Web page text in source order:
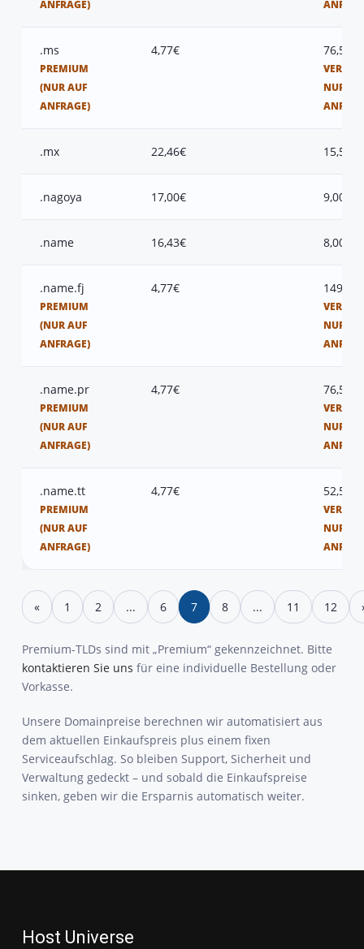
ANFRAGE)
.ms
PREMIUM
(NUR AUF
ANFRAGE)
4,77€ 76,50€
NUR
.mx 22,46€ 15,50€
.nagoya 17,00€ 9,00€
.name 16,43€ 8,00€
.name.fj
PREMIUM
(NUR AUF
ANFRAGE)
4,77€ 149,00€
NUR
.name.pr
PREMIUM
(NUR AUF
ANFRAGE)
4,77€ 76,50€
NUR
.name.tt
PREMIUM
(NUR AUF
ANFRAGE)
4,77€ 52,50€
NUR
« 1 2 ... 6 7 8 ... 11 12
Premium-TLDs sind mit „Premium“ gekennzeichnet. Bitte
kontaktieren Sie uns für eine individuelle Bestellung oder
Vorkasse.
Unsere Domainpreise berechnen wir automatisiert aus
dem aktuellen Einkaufspreis plus einem fixen
Serviceaufschlag. So bleiben Support, Sicherheit und
Verwaltung gedeckt – und sobald die Einkaufspreise
sinken, geben wir die Ersparnis automatisch weiter.
Host Universe